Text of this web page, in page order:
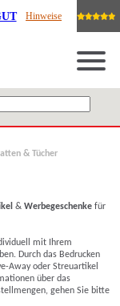
Hinweise
& Tücher
& Werbegeschenke für
mit Ihrem
Durch das Bedrucken
Away oder Streuartikel
über das
gehen Sie bitte